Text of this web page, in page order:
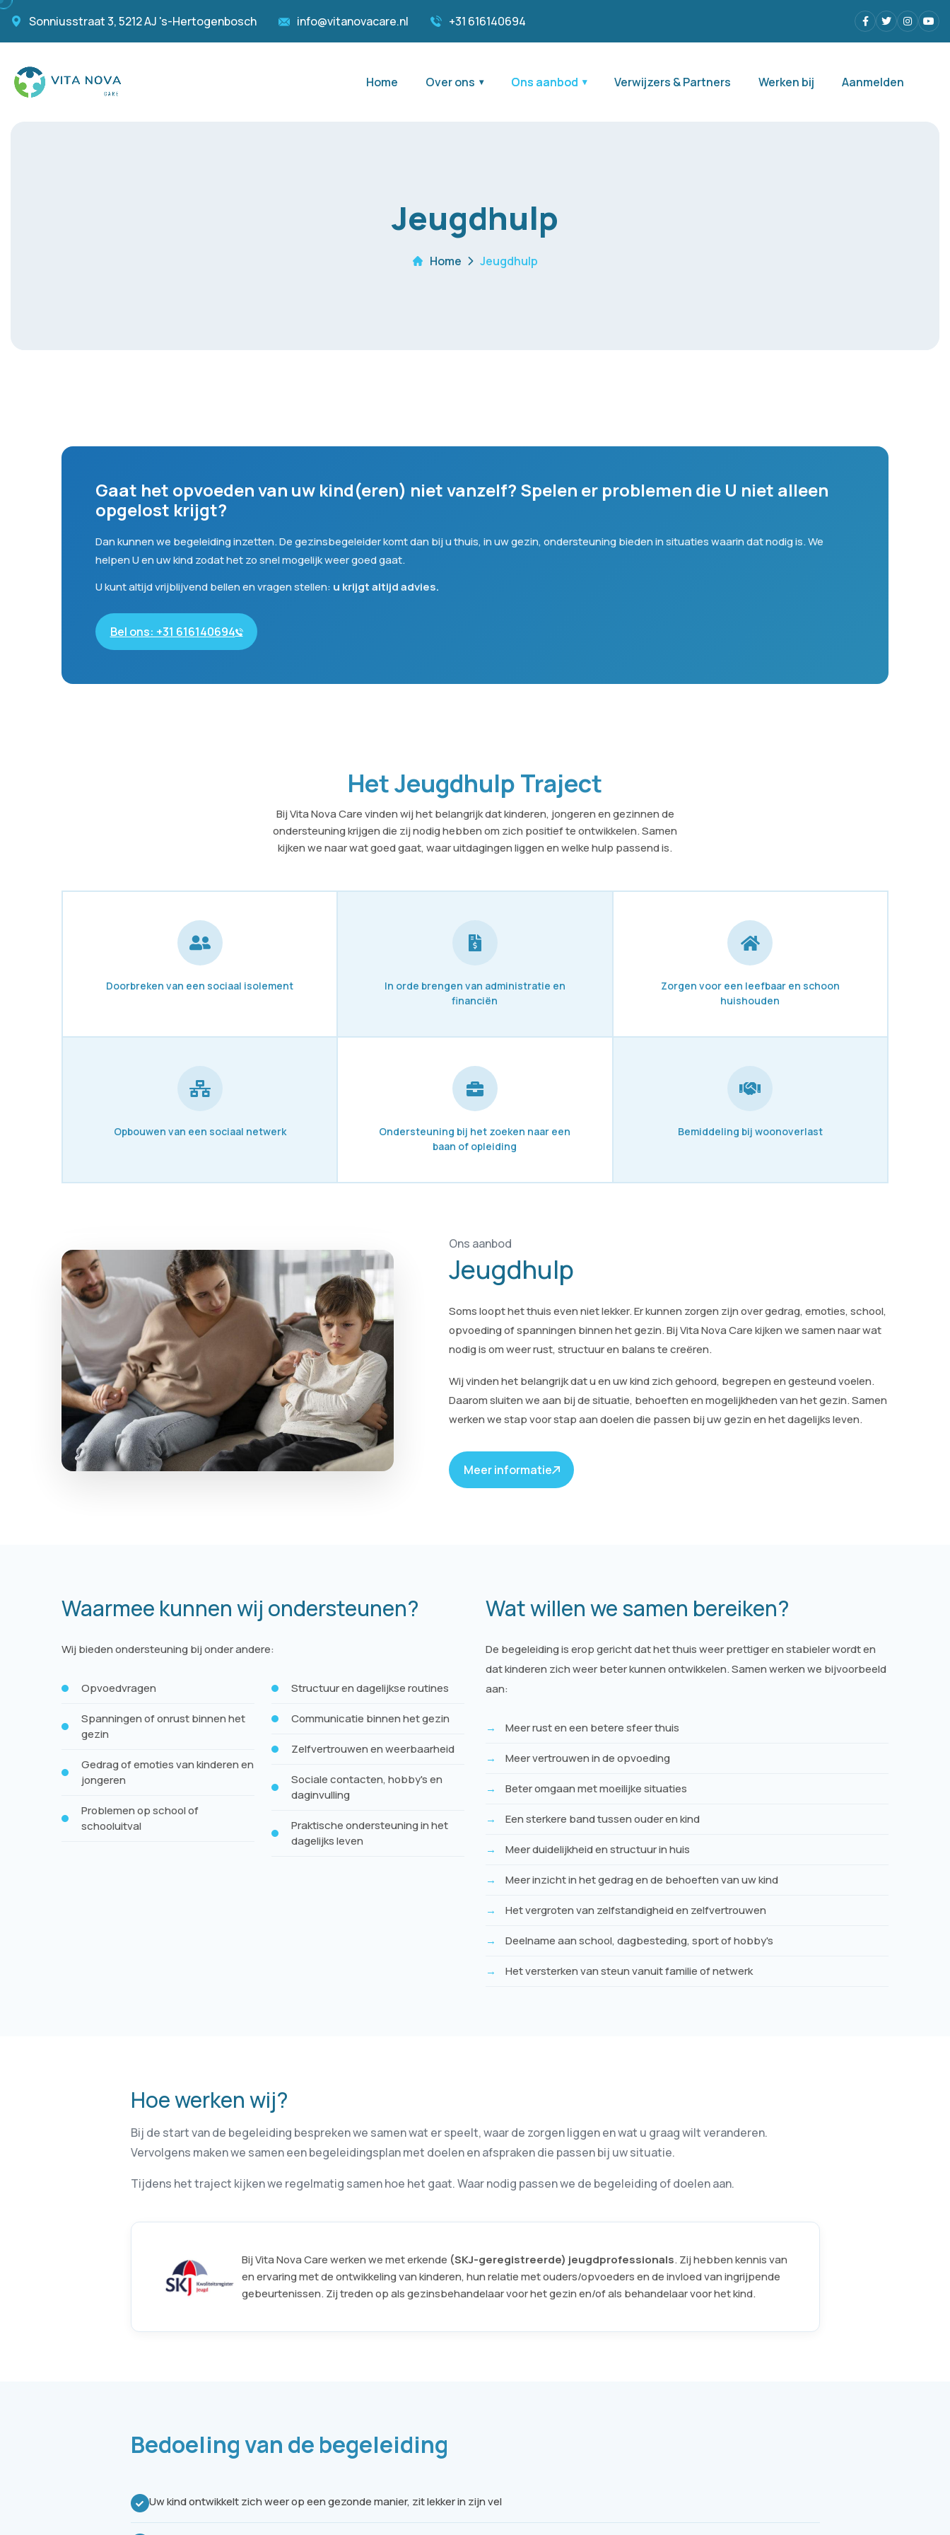
Sonniusstraat 3, 5212 AJ 's-Hertogenbosch info@vitanovacare.nl +31 616140694 Facebook
Twitter
Home Over ons Ons aanbod Verwijzers & Partners Werken bij Aanmelden
Jeugdhulp
Home Jeugdhulp
Gaat het opvoeden van uw kind(eren) niet vanzelf? Spelen er problemen die U niet alleen
opgelost krijgt?
Dan kunnen we begeleiding inzetten. De gezinsbegeleider komt dan bij u thuis, in uw gezin, ondersteuning bieden in situaties waarin dat nodig is. We
helpen U en uw kind zodat het zo snel mogelijk weer goed gaat.
U kunt altijd vrijblijvend bellen en vragen stellen: u krijgt altijd advies.
Bel ons: +31 616140694
Het Jeugdhulp Traject
Bij Vita Nova Care vinden wij het belangrijk dat kinderen, jongeren en gezinnen de
ondersteuning krijgen die zij nodig hebben om zich positief te ontwikkelen. Samen
kijken we naar wat goed gaat, waar uitdagingen liggen en welke hulp passend is.
Doorbreken van een sociaal isolement
In orde brengen van administratie en
financiën
Zorgen voor een leefbaar en schoon
huishouden
Opbouwen van een sociaal netwerk
Ondersteuning bij het zoeken naar een
baan of opleiding
Bemiddeling bij woonoverlast
Ons aanbod
Jeugdhulp
Soms loopt het thuis even niet lekker. Er kunnen zorgen zijn over gedrag, emoties, school,
opvoeding of spanningen binnen het gezin. Bij Vita Nova Care kijken we samen naar wat
nodig is om weer rust, structuur en balans te creëren.
Wij vinden het belangrijk dat u en uw kind zich gehoord, begrepen en gesteund voelen.
Daarom sluiten we aan bij de situatie, behoeften en mogelijkheden van het gezin. Samen
werken we stap voor stap aan doelen die passen bij uw gezin en het dagelijks leven.
Meer informatie
Waarmee kunnen wij ondersteunen?
Wij bieden ondersteuning bij onder andere:
Opvoedvragen
Spanningen of onrust binnen het
gezin
Gedrag of emoties van kinderen en
jongeren
Problemen op school of
schooluitval
Structuur en dagelijkse routines
Communicatie binnen het gezin
Zelfvertrouwen en weerbaarheid
Sociale contacten, hobby's en
daginvulling
Praktische ondersteuning in het
dagelijks leven
Wat willen we samen bereiken?
De begeleiding is erop gericht dat het thuis weer prettiger en stabieler wordt en
dat kinderen zich weer beter kunnen ontwikkelen. Samen werken we bijvoorbeeld
aan:
Meer rust en een betere sfeer thuis
Meer vertrouwen in de opvoeding
Beter omgaan met moeilijke situaties
Een sterkere band tussen ouder en kind
Meer duidelijkheid en structuur in huis
Meer inzicht in het gedrag en de behoeften van uw kind
Het vergroten van zelfstandigheid en zelfvertrouwen
Deelname aan school, dagbesteding, sport of hobby's
Het versterken van steun vanuit familie of netwerk
Hoe werken wij?
Bij de start van de begeleiding bespreken we samen wat er speelt, waar de zorgen liggen en wat u graag wilt veranderen.
Vervolgens maken we samen een begeleidingsplan met doelen en afspraken die passen bij uw situatie.
Tijdens het traject kijken we regelmatig samen hoe het gaat. Waar nodig passen we de begeleiding of doelen aan.
Bij Vita Nova Care werken we met erkende (SKJ-geregistreerde) jeugdprofessionals. Zij hebben kennis van
en ervaring met de ontwikkeling van kinderen, hun relatie met ouders/opvoeders en de invloed van ingrijpende
gebeurtenissen. Zij treden op als gezinsbehandelaar voor het gezin en/of als behandelaar voor het kind.
Bedoeling van de begeleiding
Uw kind ontwikkelt zich weer op een gezonde manier, zit lekker in zijn vel